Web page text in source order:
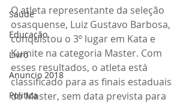
Saúde
Educação
Livro
Anuncio 2018
Politica
O atleta representante da seleção
osasquense, Luiz Gustavo Barbosa,
conquistou o 3º lugar em Kata e
Kumite na categoria Master. Com
esses resultados, o atleta está
classificado para as finais estaduais
do Master, sem data prevista para